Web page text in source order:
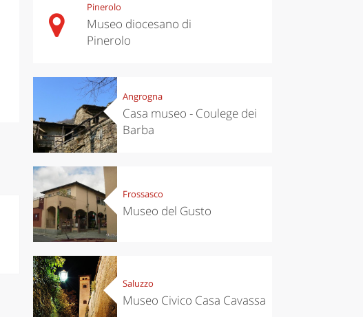
Pinerolo
Museo diocesano di
Pinerolo
Angrogna
Casa museo - Coulege dei
Barba
Frossasco
Museo del Gusto
Saluzzo
Museo Civico Casa Cavassa